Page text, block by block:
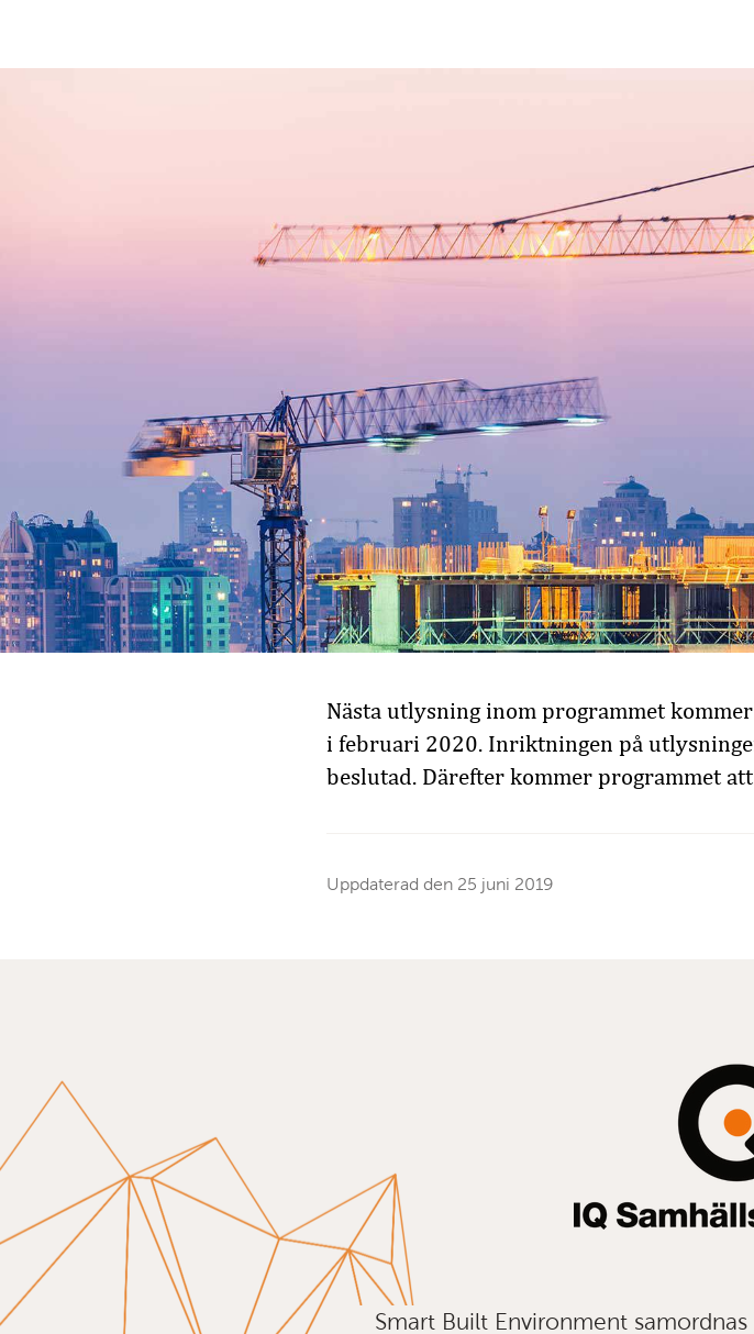
Nästa utlysning inom programmet
i februari 2020. Inriktningen på
beslutad. Därefter kommer programmet
Uppdaterad den 25 juni 2019
Smart Built Environment